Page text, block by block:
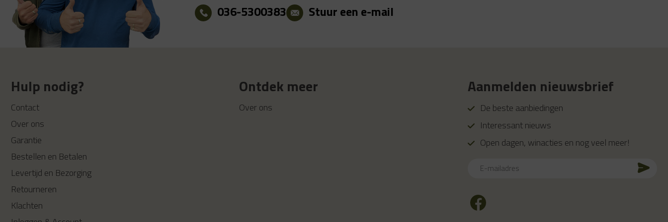
036-5300383 Stuur een e-mail
Hulp nodig?
Contact
Over ons
Garantie
Bestellen en Betalen
Levertijd en Bezorging
Retourneren
Klachten
Ontdek meer
Over ons
Aanmelden nieuwsbrief
De beste aanbiedingen
Interessant nieuws
Open dagen, winacties en nog veel meer!